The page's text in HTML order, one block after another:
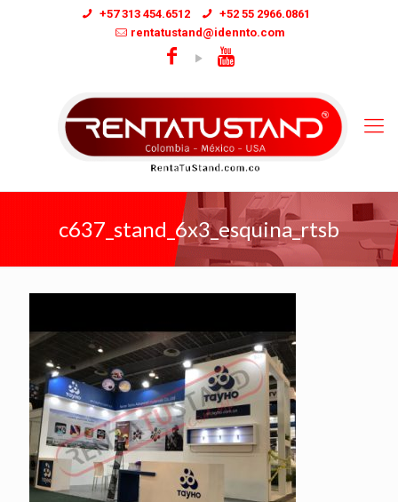
+57 313 454.6512
+52 55 2966.0861
rentatustand@idennto.com
c637_stand_6x3_esquina_rtsb